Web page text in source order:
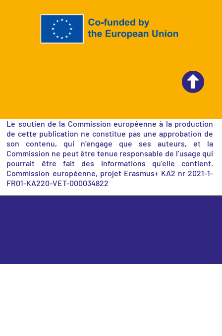
Le soutien de la Commission européenne à la production
de cette publication ne constitue pas une approbation de
son contenu, qui n’engage que ses auteurs, et la
Commission ne peut être tenue responsable de l’usage qui
pourrait être fait des informations qu’elle contient.
Commission européenne, projet Erasmus+ KA2 nr 2021-1-
FR01-KA220-VET-000034822